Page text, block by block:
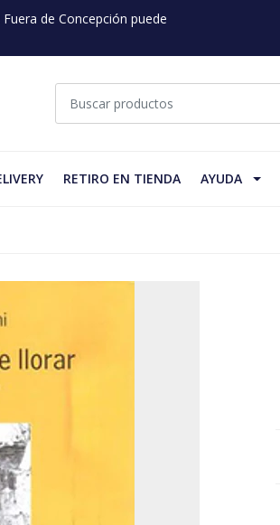
de Concepción puede
RETIRO EN TIENDA AYUDA